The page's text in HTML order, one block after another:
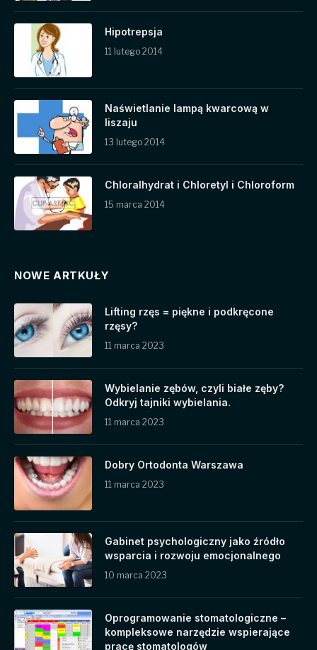
Hipotrepsja
11 lutego 2014
Naświetlanie lampą kwarcową w
liszaju
13 lutego 2014
Chloralhydrat i Chloretyl i Chloroform
15 marca 2014
NOWE ARTKUŁY
Lifting rzęs = piękne i podkręcone
rzęsy?
11 marca 2023
Wybielanie zębów, czyli białe zęby?
Odkryj tajniki wybielania.
11 marca 2023
Dobry Ortodonta Warszawa
11 marca 2023
Gabinet psychologiczny jako źródło
wsparcia i rozwoju emocjonalnego
10 marca 2023
Oprogramowanie stomatologiczne –
kompleksowe narzędzie wspierające
pracę stomatologów